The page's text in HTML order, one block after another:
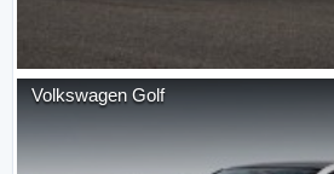
Volkswagen Golf